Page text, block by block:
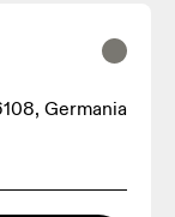
Germania